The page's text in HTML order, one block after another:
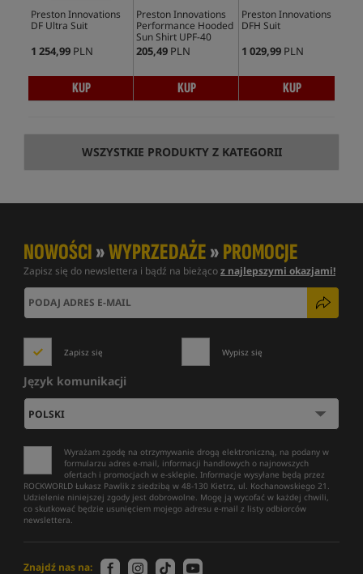
Preston Innovations
DF Ultra Suit
1 254,99 PLN
KUP
Preston Innovations
Performance Hooded
Sun Shirt UPF-40
205,49 PLN
KUP
Preston Innovations
DFH Suit
1 029,99 PLN
KUP
WSZYSTKIE PRODUKTY Z KATEGORII
NOWOŚCI»WYPRZEDAŻE»PROMOCJE
Zapisz się do newslettera i bądź na bieżącoz najlepszymi okazjami!
Zapisz się Wypisz się
Język komunikacji
Wyrażam zgodę na otrzymywanie drogą elektroniczną, na podany w
formularzu adres e-mail, informacji handlowych o najnowszych
ofertach i promocjach w e-sklepie. Informacje wysyłane będą przez
ROCKWORLD Łukasz Pawlik z siedzibą w 48-130 Kietrz, ul. Kochanowskiego 21.
Udzielenie niniejszej zgody jest dobrowolne. Mogę ją wycofać w każdej chwili,
co skutkować będzie usunięciem mojego adresu e-mail z listy odbiorców
newslettera.
Znajdź nas na: